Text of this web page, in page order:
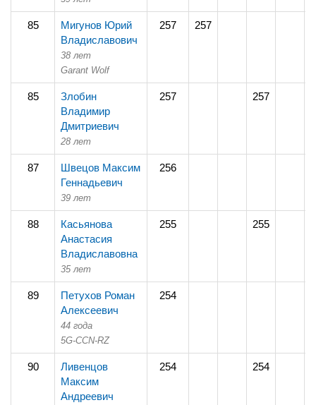
85
Мигунов Юрий
Владиславович
38 лет
Garant Wolf
257 257
85
Злобин
Владимир
Дмитриевич
28 лет
257 257
87
Швецов Максим
Геннадьевич
39 лет
256
88
Касьянова
Анастасия
Владиславовна
35 лет
255 255
89
Петухов Роман
Алексеевич
44 года
5G-CCN-RZ
254
90
Ливенцов
Максим
Андреевич
254 254